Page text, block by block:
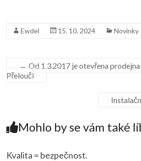
Ewdel 15. 10. 2024 Novinky
← Od 1.3.2017 je otevřena
Přelouči
Mohlo by se vám také
Kvalita = bezpečnost.